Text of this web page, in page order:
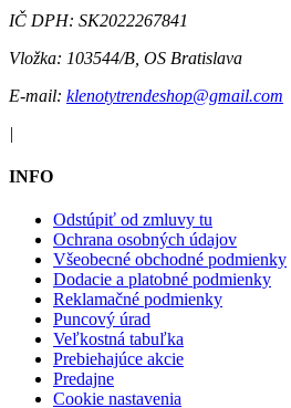
IČ DPH: SK2022267841
Vložka: 103544/B, OS Bratislava
E-mail: klenotytrendeshop@gmail.com
|
INFO
Odstúpiť od zmluvy tu
Ochrana osobných údajov
Všeobecné obchodné podmienky
Dodacie a platobné podmienky
Reklamačné podmienky
Puncový úrad
Veľkostná tabuľka
Prebiehajúce akcie
Predajne
Cookie nastavenia